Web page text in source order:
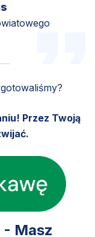
Przez Twoją
- Masz